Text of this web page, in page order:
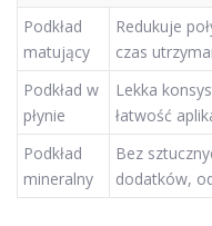
Podkład
matujący
Redukuje
czas
Podkład w
płynie
Lekka
łatwość
Podkład
mineralny
Bez
dodatków,